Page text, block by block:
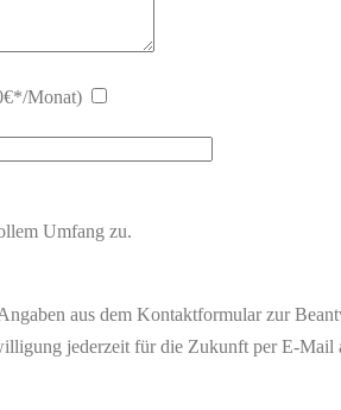
Monat)
Umfang zu.
aus dem Kontaktformular zur
jederzeit für die Zukunft per E-